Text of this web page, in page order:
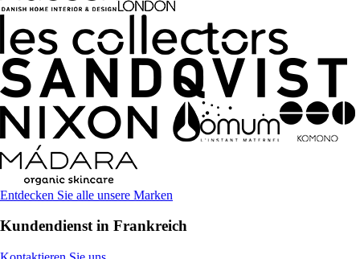
Entdecken Sie alle unsere Marken
Kundendienst in Frankreich